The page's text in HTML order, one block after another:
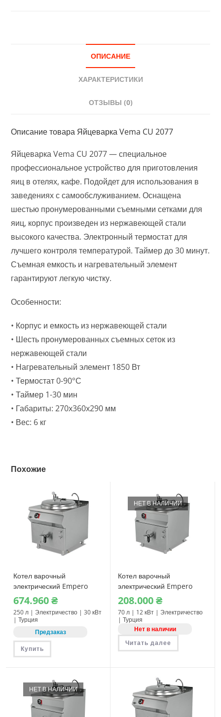
ОПИСАНИЕ
ХАРАКТЕРИСТИКИ
ОТЗЫВЫ (0)
Описание товара Яйцеварка Vema CU 2077
Яйцеварка Vema CU 2077 — специальное
профессиональное устройство для приготовления
яиц в отелях, кафе. Подойдет для использования в
заведениях с самообслуживанием. Оснащена
шестью пронумерованными съемными сетками для
яиц, корпус произведен из нержавеющей стали
высокого качества. Электронный термостат для
лучшего контроля температурой. Таймер до 30 минут.
Съемная емкость и нагревательный элемент
гарантируют легкую чистку.
Особенности:
• Корпус и емкость из нержавеющей стали
• Шесть пронумерованных съемных сеток из
нержавеющей стали
• Нагревательный элемент 1850 Вт
• Термостат 0-90°С
• Таймер 1-30 мин
• Габариты: 270x360x290 мм
• Вес: 6 кг
Похожие
Котел варочный
электрический Empero
EMP.PLS.KTE.250
674.960₴
250 л | Электричество | 30 кВт
| Турция
Предзаказ
Купить
НЕТ В НАЛИЧИИ
Котел варочный
электрический Empero
EMP.KTE.70
208.000₴
70 л | 12 кВт | Электричество
| Турция
Нет в наличии
Читать далее
НЕТ В НАЛИЧИИ